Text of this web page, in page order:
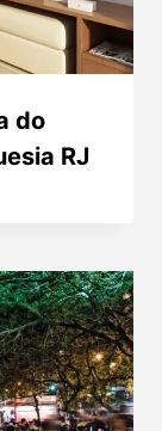
do
RJ